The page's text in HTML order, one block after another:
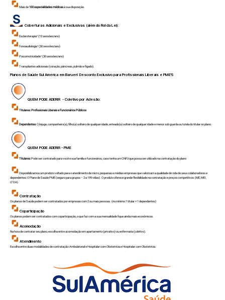
Mais de100 especialidades médicasà sua disposição.
Coberturas Adicionais e Exclusivas (além do Rol da Lei):
Escleroterapia¹ (12 sessões/ano)
Fonoaudiologia¹ (30 sessões/ano)
Psicomotricidade¹ (30 sessões/ano)
Transplantes adicionais (coração, pâncreas, pulmão e fígado).
Planos de Saúde Sul América emBarueri: Desconto Exclusivo para Profissionais Liberais e PME'S
QUEM PODE ADERIR - Coletivo por Adesão:
Titulares: Profissionais Liberais e Funcionários Públicos
Dependentes: Cônjuge, companheiro(a), filho(a) solteiro de qualquer idade, enteado(a) solteiro de qualquer idade e menor sob guarda ou tutela do titular no plano.
QUEM PODE ADERIR - PME
Titulares:Pode ser contratado para você e sua família e funcionários, caso tenha um CNPJ que possa ser utilizado na contratação do plano
Disponibilizamos um produto voltado para o atendimento de micro, pequenas e médias empresas que valorizam a qualidade de vida de seus colaboradores e
dependentes: O Plano de Saúde PME (seguro para grupos – 2 a 199 vidas). O produto oferece grande flexibilidade na contratação e preços competitivos.(ME, MEI,
LTDA)
Contratação
Os planos de Saúde podem ser contratados por empresas com 2 ou mais pessoas. (no mínimo 1 titular + 1 dependentes)
Coparticipação
Os planos podem ser contratados com coparticipação, o que faz com a sua mensalidade fique ainda mais econômicos.
Acomodação
Na hora de contratar seu plano, escolha entre acomodação em apartamento (privativo) ou enfermaria (coletivo).
Atendimento
Escolha entre duas modalidades de contratação: Ambulatorial e Hospitalar com Obstetrícia e Hospitalar com Obstetrícia.